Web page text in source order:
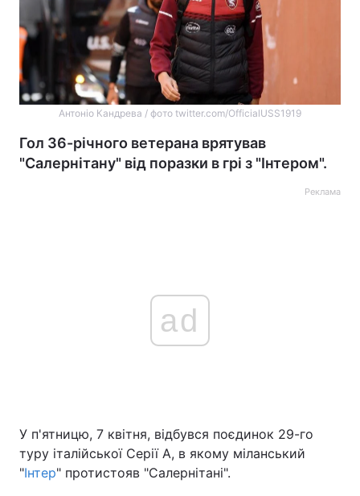
Антоніо Кандрева / фото twitter.com/OfficialUSS1919
Гол 36-річного ветерана врятував
"Салернітану" від поразки в грі з "Інтером".
Реклама
ad
У п'ятницю, 7 квітня, відбувся поєдинок 29-го
туру італійської Серії А, в якому міланський
"Інтер" протистояв "Салернітані".